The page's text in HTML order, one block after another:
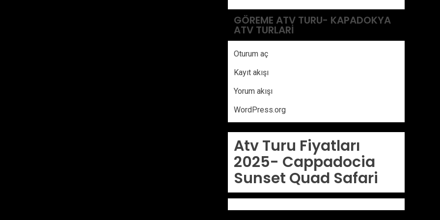
GÖREME ATV TURU- KAPADOKYA
ATV TURLARI
Oturum aç
Kayıt akışı
Yorum akışı
WordPress.org
Atv Turu Fiyatları
2025- Cappadocia
Sunset Quad Safari